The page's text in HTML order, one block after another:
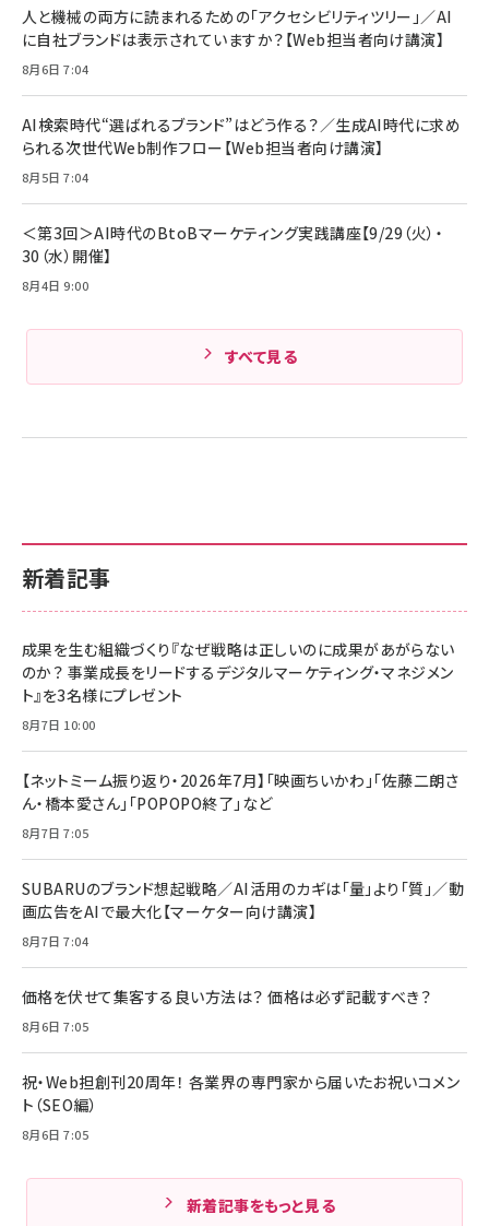
新着記事
成果を生む組織づくり『なぜ戦略は正しいのに成果があがらない
のか？ 事業成長をリードするデジタルマーケティング・マネジメン
ト』を3名様にプレゼント
8月7日 10:00
【ネットミーム振り返り・2026年7月】「映画ちいかわ」「佐藤二朗さ
ん・橋本愛さん」「POPOPO終了」など
8月7日 7:05
SUBARUのブランド想起戦略／AI活用のカギは「量」より「質」／動
画広告をAIで最大化【マーケター向け講演】
8月7日 7:04
価格を伏せて集客する良い方法は？ 価格は必ず記載すべき？
8月6日 7:05
祝・Web担創刊20周年！ 各業界の専門家から届いたお祝いコメン
ト（SEO編）
8月6日 7:05
新着記事をもっと見る
人と機械の両方に読まれるための「アクセシビリティツリー」／AI
に自社ブランドは表示されていますか？【Web担当者向け講演】
8月6日 7:04
AI検索時代“選ばれるブランド”はどう作る？／生成AI時代に求め
られる次世代Web制作フロー【Web担当者向け講演】
8月5日 7:04
＜第3回＞AI時代のBtoBマーケティング実践講座【9/29（火）・
30（水）開催】
8月4日 9:00
すべて見る